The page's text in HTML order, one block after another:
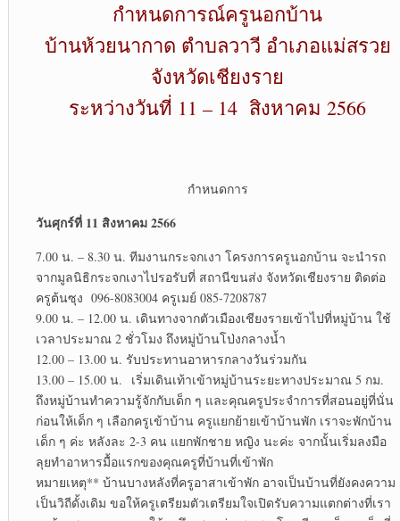
กำหนดการณ์ครูนอกบ้าน
บ้านห้วยนากาด ตำบลวาวี อำเภอแม่สรวย
จังหวัดเชียงราย
ระหว่างวันที่ 11 – 14 สิงหาคม 2566
กำหนดการ
วันศุกร์ที่ 11 สิงหาคม 2566
7.00 น. – 8.30 น. ทีมงานกระจกเงา โครงการครูนอกบ้าน จะนำรถ
จากมูลนิธิกระจกเงาไปรอรับที่ สถานีขนส่ง จังหวัดเชียงราย ติดต่อ
ครูต้นซุง 096-8083004 ครูเมย์ 085-7208787
9.00 น. – 12.00 น. เดินทางจากตัวเมืองเชียงรายเข้าไปที่หมู่บ้าน ใช้
เวลาประมาณ 2 ชั่วโมง ถึงหมู่บ้านโป่งกลางน้ำ
12.00 – 13.00 น. รับประทานอาหารกลางวันร่วมกัน
13.00 – 15.00 น. เริ่มเดินเท้าเข้าหมู่บ้านระยะทางประมาณ 5 กม.
ถึงหมู่บ้านทำความรู้จักกับเด็ก ๆ และคุณครูประจำการที่สอนอยู่ที่นั่น
ก่อนให้เด็ก ๆ เลือกครูเข้าบ้าน ครูแยกย้ายเข้าบ้านพัก เราจะพักบ้าน
เด็ก ๆ ค่ะ หลังละ 2-3 คน แยกพักชาย หญิง นะค่ะ จากนั้นเริ่มลงมือ
ลุยทำอาหารมื้อแรกของคุณครูที่บ้านที่เข้าพัก
หมายเหตุ** บ้านบางหลังที่ครูอาสาเข้าพัก อาจเป็นบ้านที่ยังคงความ
เป็นวิถีดั้งเดิม ขอให้ครูเตรียมตัวเตรียมใจเปิดรับความแตกต่างที่เรา